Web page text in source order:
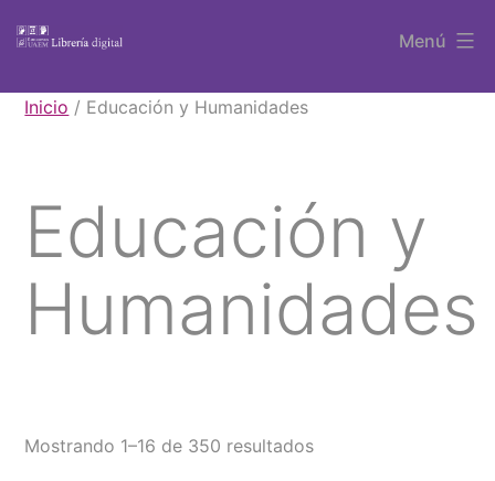
contenido
Libros
Menú
Inicio / Educación y Humanidades
Educación y
Humanidades
Mostrando 1–16 de 350 resultados